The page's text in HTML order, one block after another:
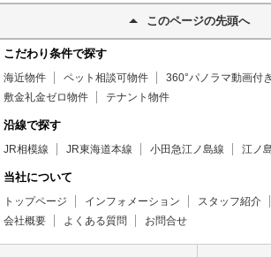
このページの先頭へ
こだわり条件で探す
海近物件 ペット相談可物件
360°パノラマ動画付き
敷金礼金ゼロ物件
テナント物件
沿線で探す
JR相模線 JR東海道本線 小田急江ノ島線 江ノ
当社について
トップページ インフォメーション スタッフ紹介
会社概要
よくある質問 お問合せ